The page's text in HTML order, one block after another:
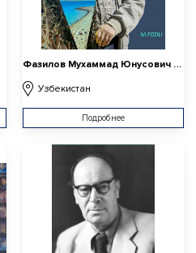
Фазилов Мухаммад Юнусович (Мухаммад Фозили)
Узбекистан
Подробнее